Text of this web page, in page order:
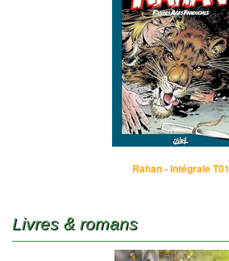
Rahan - Intégrale T01
Livres & romans